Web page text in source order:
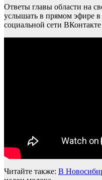
Ответы главы области на
услышать в прямом эфире
социальной сети
Читайте также: В